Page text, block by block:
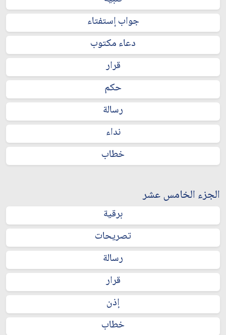
جواب إستفتاء
دعاء مكتوب
قرار
حكم
رسالة
نداء
خطاب
الجزء الخامس عشر
برقية
تصريحات
رسالة
قرار
إذن
خطاب